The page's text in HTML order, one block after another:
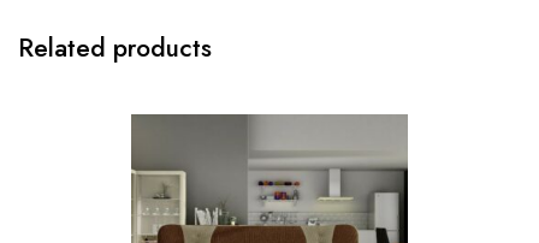
Related products